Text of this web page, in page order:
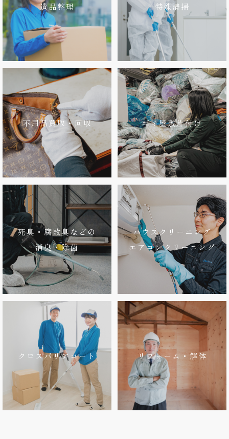
遺品整理 特殊清掃
不用品買取・回収 ゴミ屋敷片付け
死臭・腐敗臭などの
消臭・除菌
ハウスクリーニング
エアコンクリーニング
クロスバリアコート リフォーム・解体